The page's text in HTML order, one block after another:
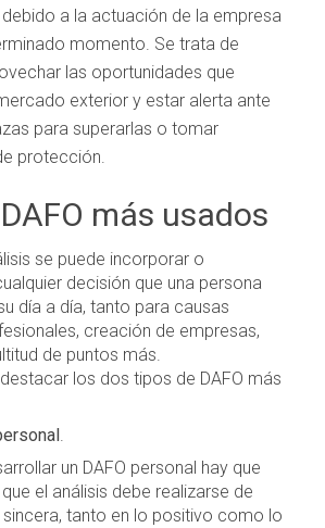
a la actuación de la empresa
momento. Se trata de
las oportunidades que
exterior y estar alerta ante
para superarlas o tomar
protección.
más usados
se puede incorporar o
decisión que una persona
día a día, tanto para causas
creación de empresas,
de puntos más.
los dos tipos de DAFO más
.
un DAFO personal hay que
el análisis debe realizarse de
tanto en lo positivo como lo